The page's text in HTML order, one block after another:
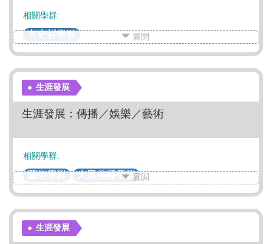
相關學群:
文史哲學群 展開
生涯發展
生涯發展：傳播／娛樂／藝術
相關學群:
藝術學群 大眾傳播學群展開
生涯發展